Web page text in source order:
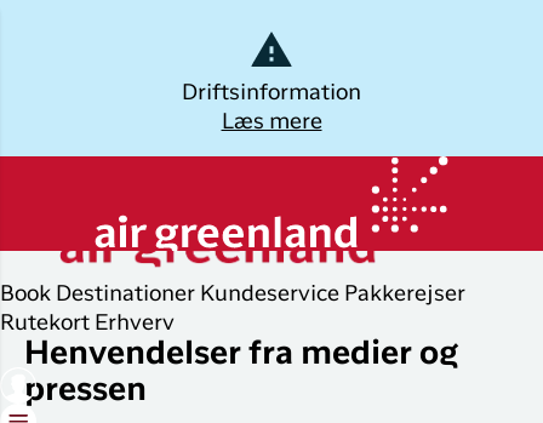
Driftsinformation
Læs mere
Book Destinationer Kundeservice Pakkerejser
Rutekort Erhverv
Kalaallisut
rejse
Book flybillet
Check-in
Oplev
Grønland
Øvrige
destinationer
Alle
Populære
byer
Nuuk
Brug din e-mail adresse
Henvendelser fra medier og
pressen